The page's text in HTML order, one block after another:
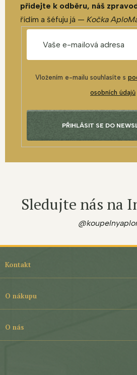
přidejte k odběru, náš
řídím a šéfuju já — Kočka
Vložením e-mailu souhlasíte s
osobních údajů
PŘIHLÁSIT SE DO
Sledujte nás na
í
Kontakt
O nákupu
O nás